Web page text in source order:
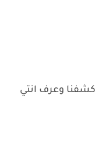
وعرف انتي